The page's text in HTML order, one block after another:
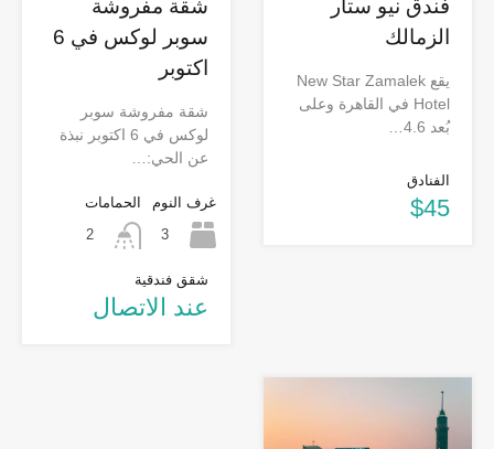
فندق نيو ستار
الزمالك
يقع New Star Zamalek
Hotel في القاهرة وعلى
بُعد 4.6…
الفنادق
$45
شقة مفروشة
سوبر لوكس في 6
اكتوبر
شقة مفروشة سوبر
لوكس في 6 اكتوبر نبذة
عن الحي:…
غرف النوم
3
الحمامات
2
شقق فندقية
عند الاتصال